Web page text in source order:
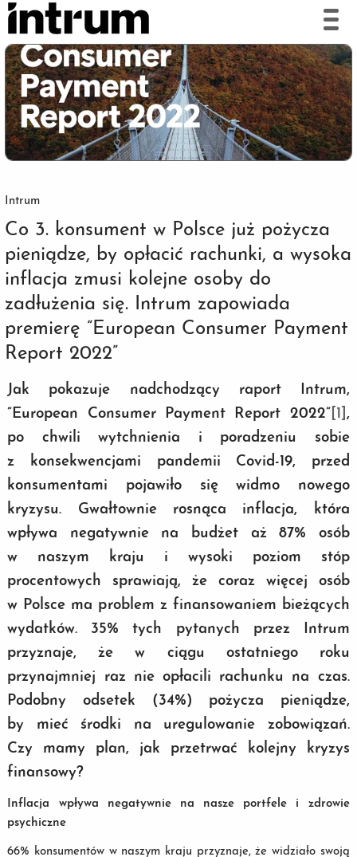
Intrum
Co 3. konsument w Polsce już pożycza
pieniądze, by opłacić rachunki, a wysoka
inflacja zmusi kolejne osoby do
zadłużenia się. Intrum zapowiada
premierę ”European Consumer Payment
Report 2022”
Jak pokazuje nadchodzący raport Intrum,
”European Consumer Payment Report 2022” [1] ,
po chwili wytchnienia i poradzeniu sobie
z konsekwencjami pandemii Covid-19, przed
konsumentami pojawiło się widmo nowego
kryzysu. Gwałtownie rosnąca inflacja, która
wpływa negatywnie na budżet aż 87% osób
w naszym kraju i wysoki poziom stóp
procentowych sprawiają, że coraz więcej osób
w Polsce ma problem z finansowaniem bieżących
wydatków. 35% tych pytanych przez Intrum
przyznaje, że w ciągu ostatniego roku
przynajmniej raz nie opłacili rachunku na czas.
Podobny odsetek (34%) pożycza pieniądze,
by mieć środki na uregulowanie zobowiązań.
Czy mamy plan, jak przetrwać kolejny kryzys
finansowy?
Inflacja wpływa negatywnie na nasze portfele i zdrowie
psychiczne
66% konsumentów w naszym kraju przyznaje, że widziało swoją